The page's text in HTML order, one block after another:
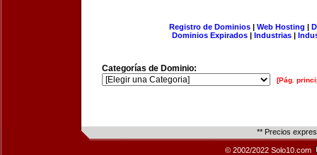
Registro de Dominios| Web Hosting |
Dominios Expirados | Industrias |
Categorías de Dominio:
[Pág.
** Precios
© 2002/2022 Solo10.com